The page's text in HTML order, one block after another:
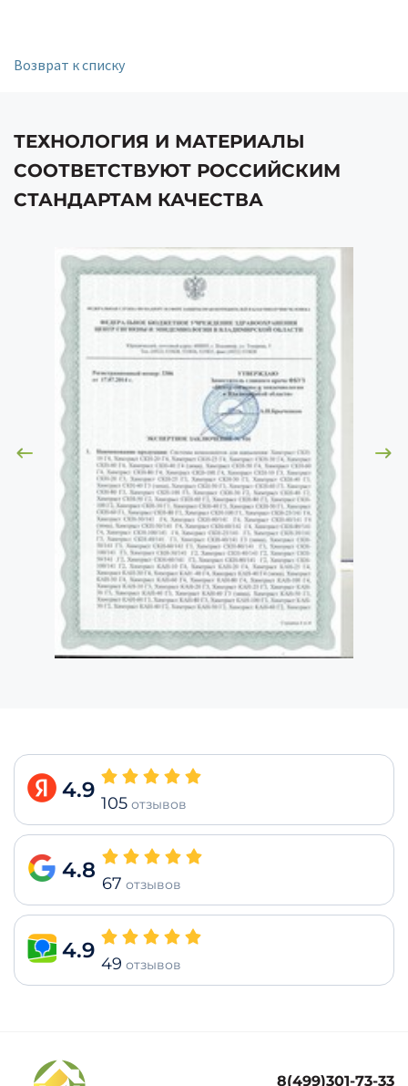
Возврат к списку
ТЕХНОЛОГИЯ И МАТЕРИАЛЫ
СООТВЕТСТВУЮТ РОССИЙСКИМ
СТАНДАРТАМ КАЧЕСТВА
4.9
105 отзывов
4.8
67 отзывов
4.9
49 отзывов
8(499)301-73-33